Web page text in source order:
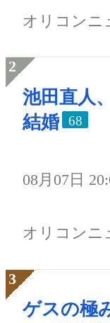
オリコンニ
池田直人
結婚
68
08月07日
オリコンニ
ゲスの極